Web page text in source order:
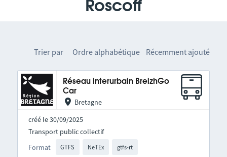
Roscoff
Trier par Ordre alphabétique Récemment ajouté
Réseau interurbain BreizhGo
Car
Bretagne
créé le 30/09/2025
Format GTFS NeTEx gtfs-rt
Transport public collectif